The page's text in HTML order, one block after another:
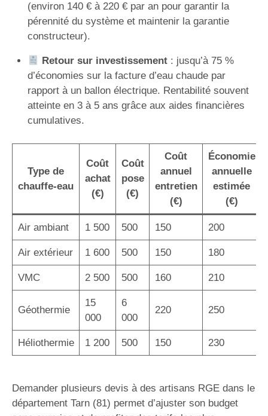
(environ 140 € à 220 € par an pour garantir la
pérennité du système et maintenir la garantie
constructeur).
Retour sur investissement: jusqu’à 75 %
d’économies sur la facture d’eau chaude par
rapport à un ballon électrique. Rentabilité souvent
atteinte en 3 à 5 ans grâce aux aides financières
cumulatives.
Type de
chauffe-eau
Coût
achat
(€)
Coût
pose
(€)
Coût
annuel
entretien
(€)
Économie
annuelle
estimée
(€)
Air ambiant 1 500 500 150 200
Air extérieur 1 600 500 150 180
VMC 2 500 500 160 210
Géothermie
15
000
6
000
220 250
Héliothermie 1 200 500 150 230
Demander plusieurs devis à des artisans RGE dans le
département Tarn (81) permet d’ajuster son budget